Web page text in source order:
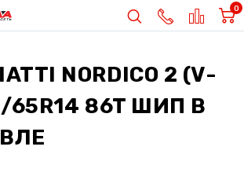
0
NORDICO 2 (V-
65R14 86T ШИП В